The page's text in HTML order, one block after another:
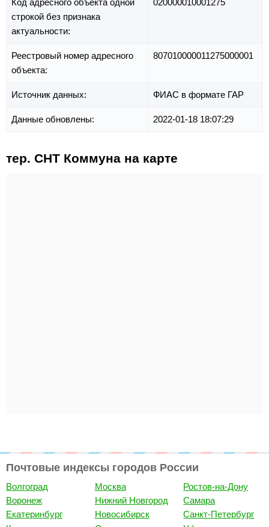
строкой без признака
актуальности:
Реестровый номер адресного
объекта:
807010000011275000001
Источник данных: ФИАС в формате ГАР
Данные обновлены: 2022-01-18 18:07:29
тер. СНТ Коммуна на карте
Почтовые индексы городов России
Волгоград
Воронеж
Екатеринбург
Москва
Нижний Новгород
Новосибирск
Ростов-на-Дону
Самара
Санкт-Петербург